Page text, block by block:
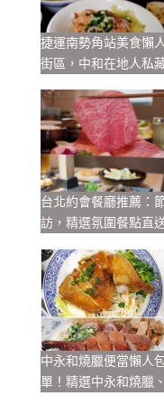
捷運南勢角站美食懶
街區，中和在地人私
台北約會餐廳推薦：
訪，精選氛圍餐點直
中永和燒臘便當懶人
單！精選中永和燒臘